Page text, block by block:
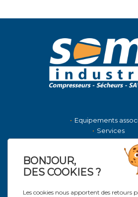
Equipements
Services
La société
Nous contacter
NOS MARQUES
BONJOUR,
DES COOKIES ?
Les cookies nous apportent des retours